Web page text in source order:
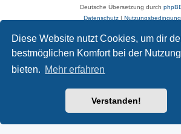
Diese Website nutzt Cookies, um dir
bestmöglichen Komfort bei der
bieten. Mehr erfahren
Verstanden!
Deutsche Übersetzung durch
Datenschutz|